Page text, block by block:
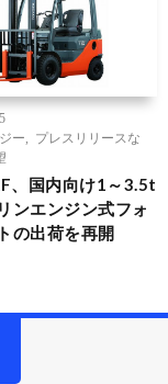
ー
プレスリリースな
、国内向け1～3.5t
ンエンジン式フォ
の出荷を再開